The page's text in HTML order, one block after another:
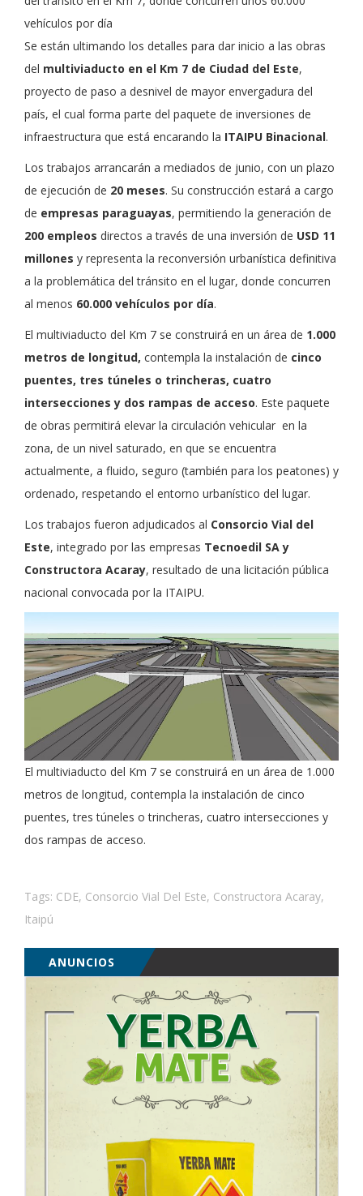
vehículos por día
Se están ultimando los detalles para dar inicio a las obras
del multiviaducto en el Km 7 de Ciudad del Este,
proyecto de paso a desnivel de mayor envergadura del
país, el cual forma parte del paquete de inversiones de
infraestructura que está encarando la ITAIPU Binacional.
Los trabajos arrancarán a mediados de junio, con un plazo
de ejecución de 20 meses. Su construcción estará a cargo
de empresas paraguayas, permitiendo la generación de
200 empleos directos a través de una inversión de USD 11
millones y representa la reconversión urbanística definitiva
a la problemática del tránsito en el lugar, donde concurren
al menos 60.000 vehículos por día.
El multiviaducto del Km 7 se construirá en un área de 1.000
metros de longitud, contempla la instalación de cinco
puentes, tres túneles o trincheras, cuatro
intersecciones y dos rampas de acceso. Este paquete
de obras permitirá elevar la circulación vehicular en la
zona, de un nivel saturado, en que se encuentra
actualmente, a fluido, seguro (también para los peatones) y
ordenado, respetando el entorno urbanístico del lugar.
Los trabajos fueron adjudicados al Consorcio Vial del
Este, integrado por las empresas Tecnoedil SA y
Constructora Acaray, resultado de una licitación pública
nacional convocada por la ITAIPU.
El multiviaducto del Km 7 se construirá en un área de 1.000
metros de longitud, contempla la instalación de cinco
puentes, tres túneles o trincheras, cuatro intersecciones y
dos rampas de acceso.
Tags: CDE, Consorcio Vial Del Este, Constructora Acaray,
Itaipú
ANUNCIOS